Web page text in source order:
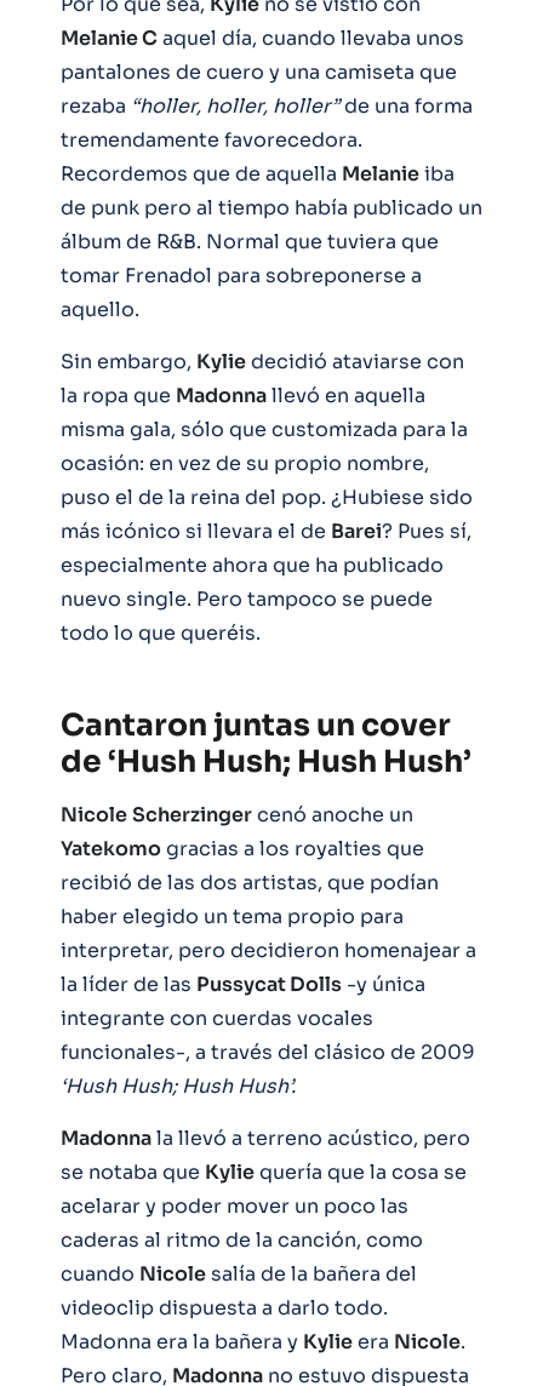
Melanie Caquel día, cuando llevaba unos
pantalones de cuero y una camiseta que
rezaba “holler, holler, holler”de una forma
tremendamente favorecedora.
Recordemos que de aquella Melanieiba
de punk pero al tiempo había publicado un
álbum de R&B. Normal que tuviera que
tomar Frenadol para sobreponerse a
aquello.
Sin embargo, Kyliedecidió ataviarse con
la ropa que Madonnallevó en aquella
misma gala, sólo que customizada para la
ocasión: en vez de su propio nombre,
puso el de la reina del pop. ¿Hubiese sido
más icónico si llevara el de Barei? Pues sí,
especialmente ahora que ha publicado
nuevo single. Pero tampoco se puede
todo lo que queréis.
Cantaron juntas un cover
de ‘Hush Hush; Hush Hush’
NicoleScherzingercenó anoche un
Yatekomogracias a los royalties que
recibió de las dos artistas, que podían
haber elegido un tema propio para
interpretar, pero decidieron homenajear a
la líder de las Pussycat Dolls -y única
integrante con cuerdas vocales
funcionales-, a través del clásico de 2009
‘Hush Hush; Hush Hush’.
Madonnala llevó a terreno acústico, pero
se notaba que Kyliequería que la cosa se
acelarar y poder mover un poco las
caderas al ritmo de la canción, como
cuando Nicolesalía de la bañera del
videoclip dispuesta a darlo todo.
Madonna era la bañera y Kylieera Nicole.
Pero claro, Madonna no estuvo dispuesta